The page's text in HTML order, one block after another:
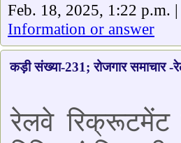
Feb. 18, 2025, 1:22 p.m. |
Information or answer
कड़ी संख्या-231; रोजगार समाचार -
रेलवे रिक्रूटमेंट